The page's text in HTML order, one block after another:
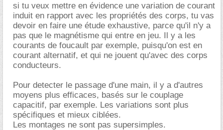
si tu veux mettre en évidence une variation de courant
induit en rapport avec les propriétés des corps, tu vas
devoir en faire une étude exhaustive, parce qu'il n'y a
pas que le magnétisme qui entre en jeu. Il y a les
courants de foucault par exemple, puisqu'on est en
courant alternatif, et qui ne jouent qu'avec des corps
conducteurs.
Pour detecter le passage d'une main, il y a d'autres
moyens plus efficaces, basés sur le couplage
capacitif, par exemple. Les variations sont plus
spécifiques et mieux ciblées.
Les montages ne sont pas supersimples.